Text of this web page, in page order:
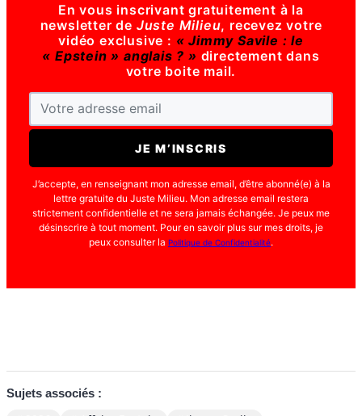
En vous inscrivant gratuitement à la
newsletter de Juste Milieu, recevez votre
vidéo exclusive : « Jimmy Savile : le
« Epstein » anglais ? » directement dans
votre boite mail.
J’accepte, en renseignant mon adresse email, d’être abonné(e) à la
lettre gratuite du Juste Milieu. Mon adresse email restera
strictement confidentielle et ne sera jamais échangée. Je peux me
désinscrire à tout moment. Pour en savoir plus sur mes droits, je
peux consulter la Politique de Confidentialité.
Sujets associés :